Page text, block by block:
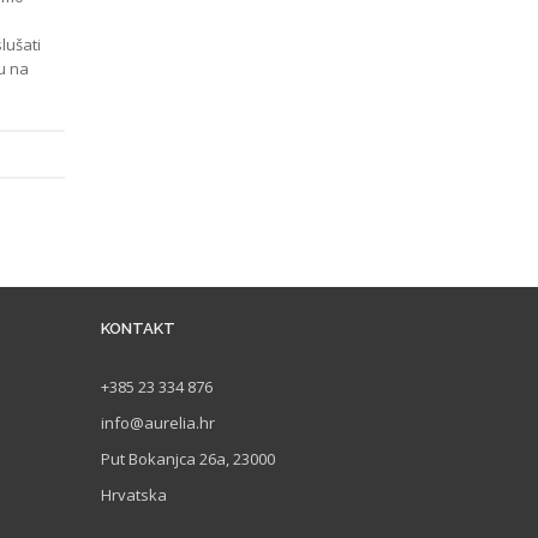
na
KONTAKT
+385 23 334 876
info@aurelia.hr
Put Bokanjca 26a, 23000
Hrvatska